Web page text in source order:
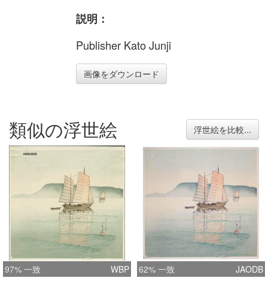
説明：
Publisher Kato Junji
画像をダウンロード
類似の浮世絵 浮世絵を比較...
97% 一致 WBP 62% 一致 JAODB